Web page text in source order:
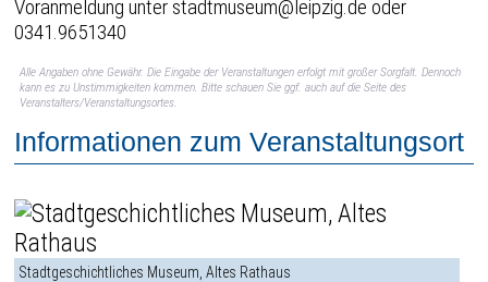
Voranmeldung unter stadtmuseum@leipzig.de oder
0341.9651340
Alle Angaben ohne Gewähr. Die Eingabe der Veranstaltungen erfolgt mit großer Sorgfalt. Dennoch
kann es zu Unstimmigkeiten kommen. Bitte schauen Sie ggf. auch auf die Seite des
Veranstalters/Veranstaltungsortes.
Informationen zum Veranstaltungsort
Stadtgeschichtliches Museum, Altes Rathaus